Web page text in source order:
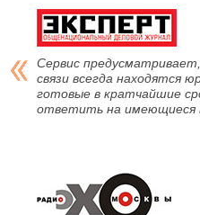
Сервис
связи всегда находятся
готовые в кратчайшие
ответить на имеющиеся